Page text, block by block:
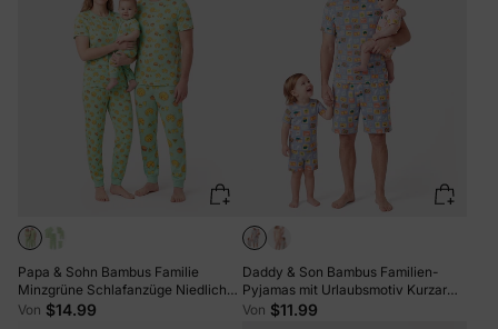
Papa & Sohn Bambus Familie
Minzgrüne Schlafanzüge Niedliches
Cartoon Essen Thema Druck
Von $14.99
Daddy & Son Bambus Familien-
Pyjamas mit Urlaubsmotiv Kurzarm
passendes Pyjama-Set (eng
Von $11.99